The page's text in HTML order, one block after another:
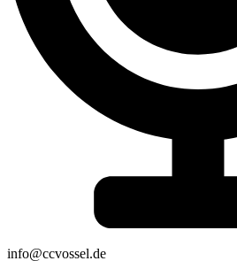
info@ccvossel.de